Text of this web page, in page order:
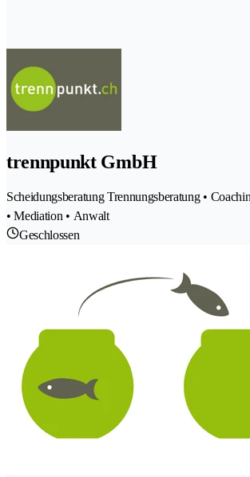
trennpunkt GmbH
Scheidungsberatung Trennungsberatung •
• Mediation • Anwalt
Geschlossen